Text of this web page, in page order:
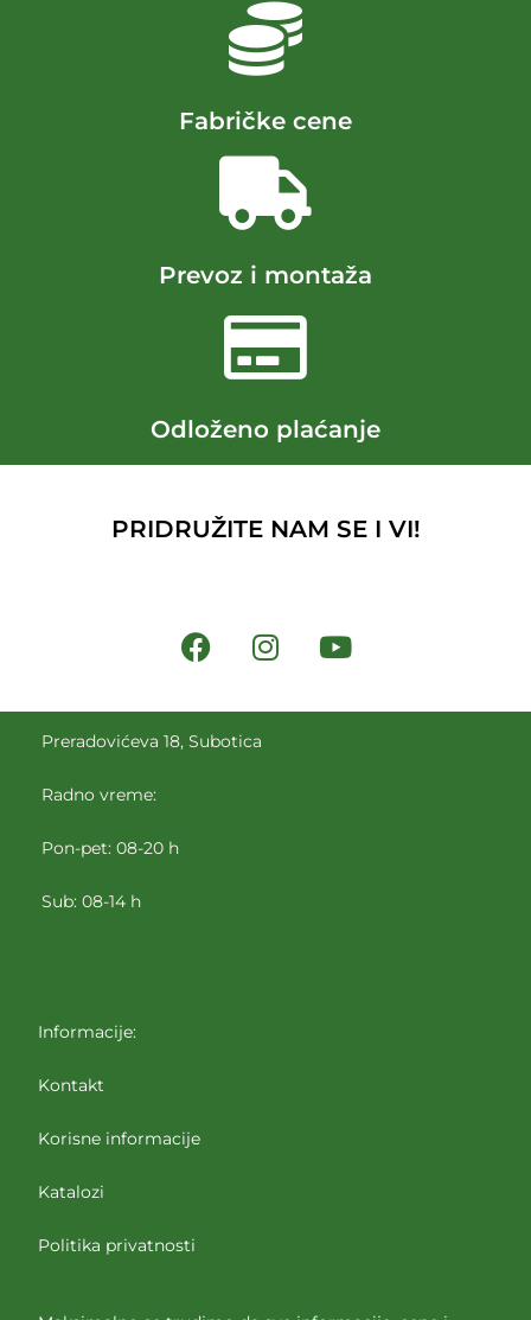
Fabričke cene
Prevoz i montaža
Odloženo plaćanje
PRIDRUŽITE NAM SE I VI!
Preradovićeva 18, Subotica
Radno vreme:
Pon-pet: 08-20 h
Sub: 08-14 h
Informacije:
Kontakt
Korisne informacije
Katalozi
Politika privatnosti